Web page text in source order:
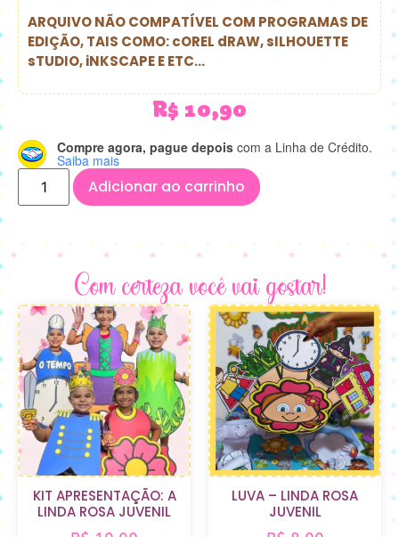
ARQUIVO NÃO COMPATÍVEL COM PROGRAMAS DE
EDIÇÃO, TAIS COMO: cOREL dRAW, sILHOUETTE
sTUDIO, iNKSCAPE E ETC…
R$ 10,90
Compre agora, pague depois com a Linha de Crédito.
Saiba mais
Adicionar ao carrinho
Com certeza você vai gostar!
KIT APRESENTAÇÃO: A
LINDA ROSA JUVENIL
LUVA – LINDA ROSA
JUVENIL